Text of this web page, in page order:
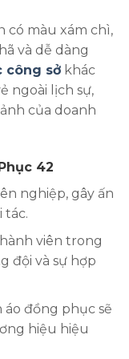
có màu xám chì,
và dễ dàng
công sở khác
ngoài lịch sự,
của doanh
42
nghiệp, gây ấn
tác.
viên trong
đội và sự hợp
đồng phục sẽ
hiệu hiệu